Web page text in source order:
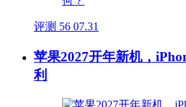
评测 56 07.31
苹果2027开年新机，
利